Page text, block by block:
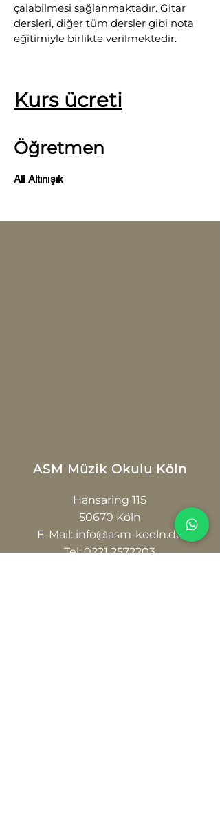
çalabilmesi sağlanmaktadır. Gitar
dersleri, diğer tüm dersler gibi nota
eğitimiyle birlikte verilmektedir.
Kurs ücreti
Öğretmen
Ali Altınışık
ASM Müzik Okulu Köln
Hansaring 115
50670 Köln
E-Mail: info@asm-koeln.de
Tel:0221 2572203